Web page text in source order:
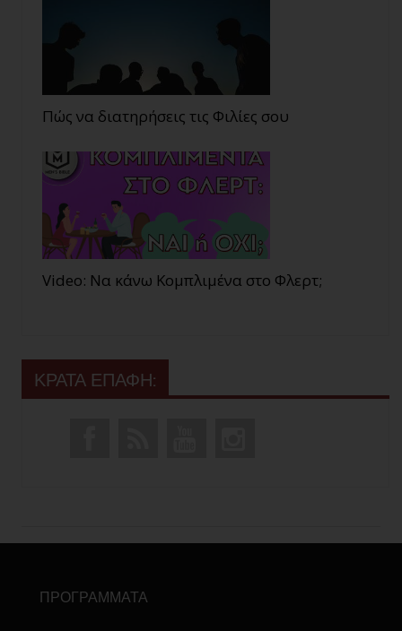
Πώς να διατηρήσεις τις Φιλίες σου
Video: Να κάνω Κομπλιμένα στο Φλερτ;
ΚΡΑΤΑ ΕΠΑΦΗ:
ΠΡΟΓΡΑΜΜΑΤΑ